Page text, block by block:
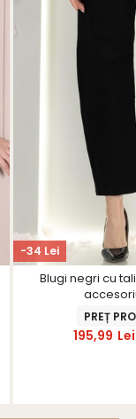
-34 Lei
Blugi negri cu
PREȚ
195,99 Lei